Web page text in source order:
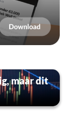
maar dit